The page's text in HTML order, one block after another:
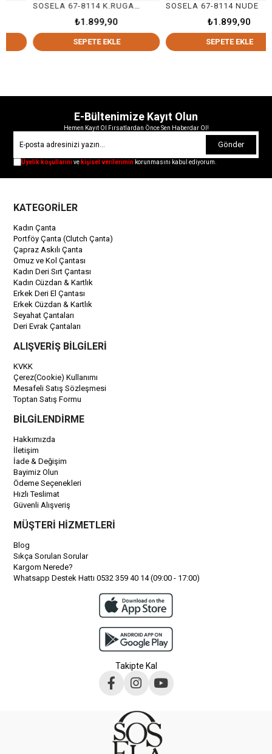
SOSELA 67-8114 K.RUGAN SİYAH
₺1.899,90
SEPETE EKLE
SOSELA 67-8114 NUDE
₺1.899,90
SEPETE EKLE
E-Bültenimize Kayıt Olun
Hemen Kayıt Ol Fırsatlardan Önce Sen Haberdar Ol!
Gönder
Üyelik koşullarınıve kişisel verilerimin korunmasını kabul ediyorum.
KATEGORİLER
Kadın Çanta
Portföy Çanta (Clutch Çanta)
Çapraz Askılı Çanta
Omuz ve Kol Çantası
Kadın Deri Sırt Çantası
Kadın Cüzdan & Kartlık
Erkek Deri El Çantası
Erkek Cüzdan & Kartlık
Seyahat Çantaları
Deri Evrak Çantaları
ALIŞVERİŞ BİLGİLERİ
KVKK
Çerez(Cookie) Kullanımı
Mesafeli Satış Sözleşmesi
Toptan Satış Formu
BİLGİLENDİRME
Hakkımızda
İletişim
İade & Değişim
Bayimiz Olun
Ödeme Seçenekleri
Hızlı Teslimat
Güvenli Alışveriş
MÜŞTERİ HİZMETLERİ
Blog
Sıkça Sorulan Sorular
Kargom Nerede?
Whatsapp Destek Hattı 0532 359 40 14 (09:00 - 17:00)
Takipte Kal